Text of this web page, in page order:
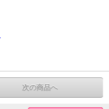
次の商品へ